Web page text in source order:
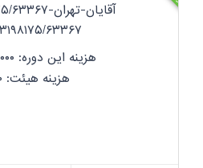
آقایان-
هزینه این دوره: ۱۲,۰۰۰,۰۰۰
هزینه هیئت: ۰